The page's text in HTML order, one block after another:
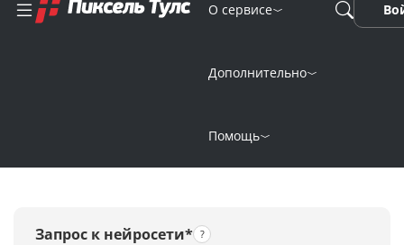
О сервисе
Дополнительно
Помощь
изображений
онлайн
нейросетью Remini
Запрос к нейросети*